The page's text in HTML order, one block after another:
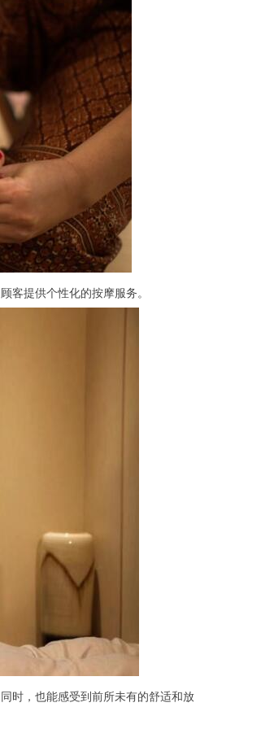
提供个性化的按摩服务。
时，也能感受到前所未有的舒适和放